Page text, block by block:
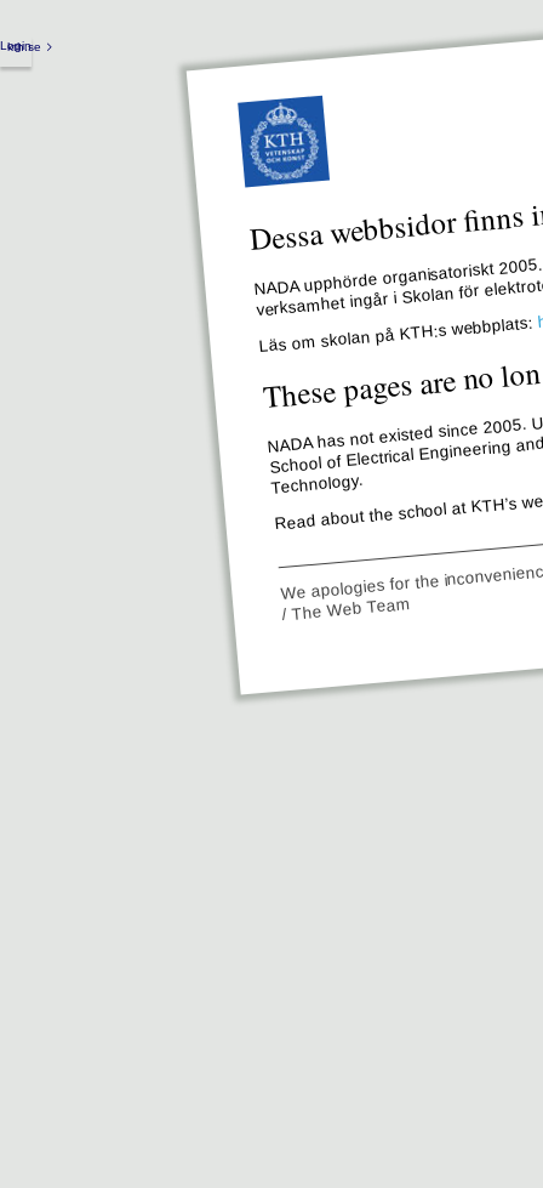
kth.se
Login
Dessa webbsidor
NADA upphörde organisatoriskt
verksamhet ingår i Skolan för
Läs om skolan på KTH:s webbplats:
These pages are no
NADA has not existed since
School of Electrical Engineering
Technology.
Read about the school at KTH’s
We apologies for the
/ The Web Team